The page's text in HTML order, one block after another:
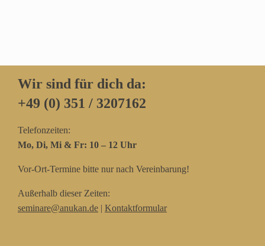
Wir sind für dich da:
+49 (0) 351 / 3207162‬
Telefonzeiten:
Mo, Di, Mi & Fr: 10 – 12 Uhr
Vor-Ort-Termine bitte nur nach Vereinbarung!
Außerhalb dieser Zeiten:
seminare@anukan.de | Kontaktformular